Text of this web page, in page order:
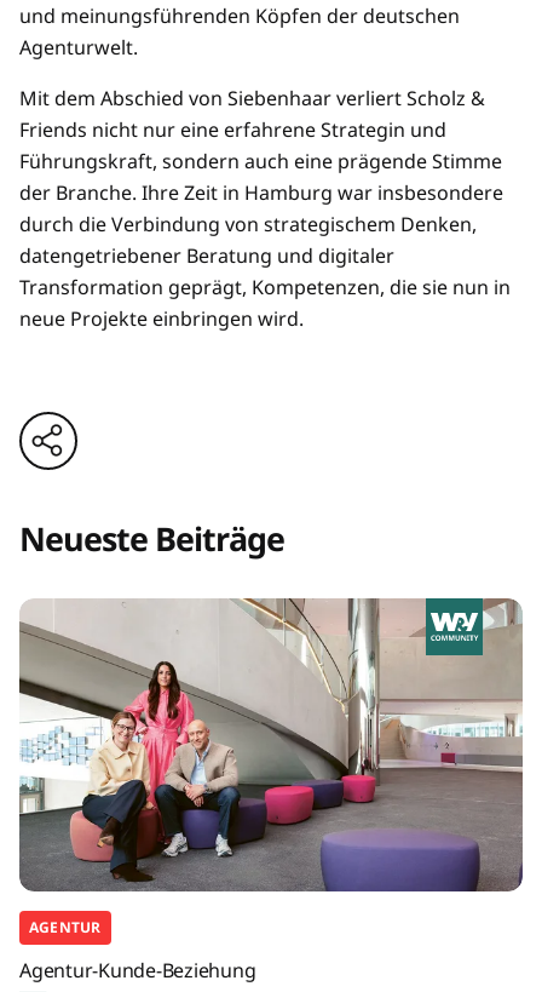
und meinungsführenden Köpfen der deutschen
Agenturwelt.
Mit dem Abschied von Siebenhaar verliert Scholz &
Friends nicht nur eine erfahrene Strategin und
Führungskraft, sondern auch eine prägende Stimme
der Branche. Ihre Zeit in Hamburg war insbesondere
durch die Verbindung von strategischem Denken,
datengetriebener Beratung und digitaler
Transformation geprägt, Kompetenzen, die sie nun in
neue Projekte einbringen wird.
Neueste Beiträge
AGENTUR
Agentur-Kunde-Beziehung